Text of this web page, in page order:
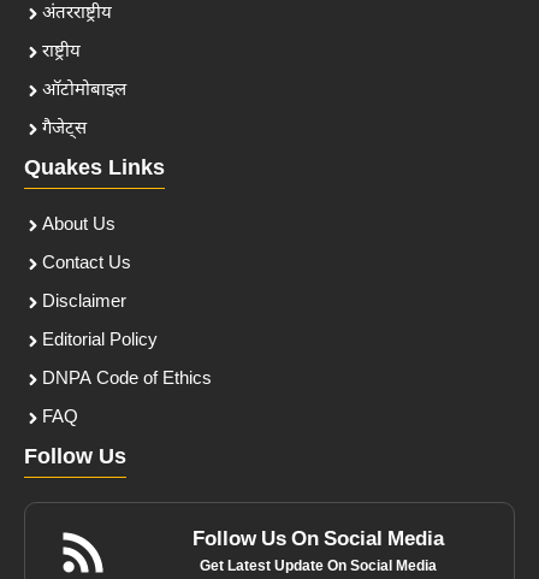
अंतरराष्ट्रीय
राष्ट्रीय
ऑटोमोबाइल
गैजेट्स
Quakes Links
About Us
Contact Us
Disclaimer
Editorial Policy
DNPA Code of Ethics
FAQ
Follow Us
Follow Us On Social Media
Get Latest Update On Social Media